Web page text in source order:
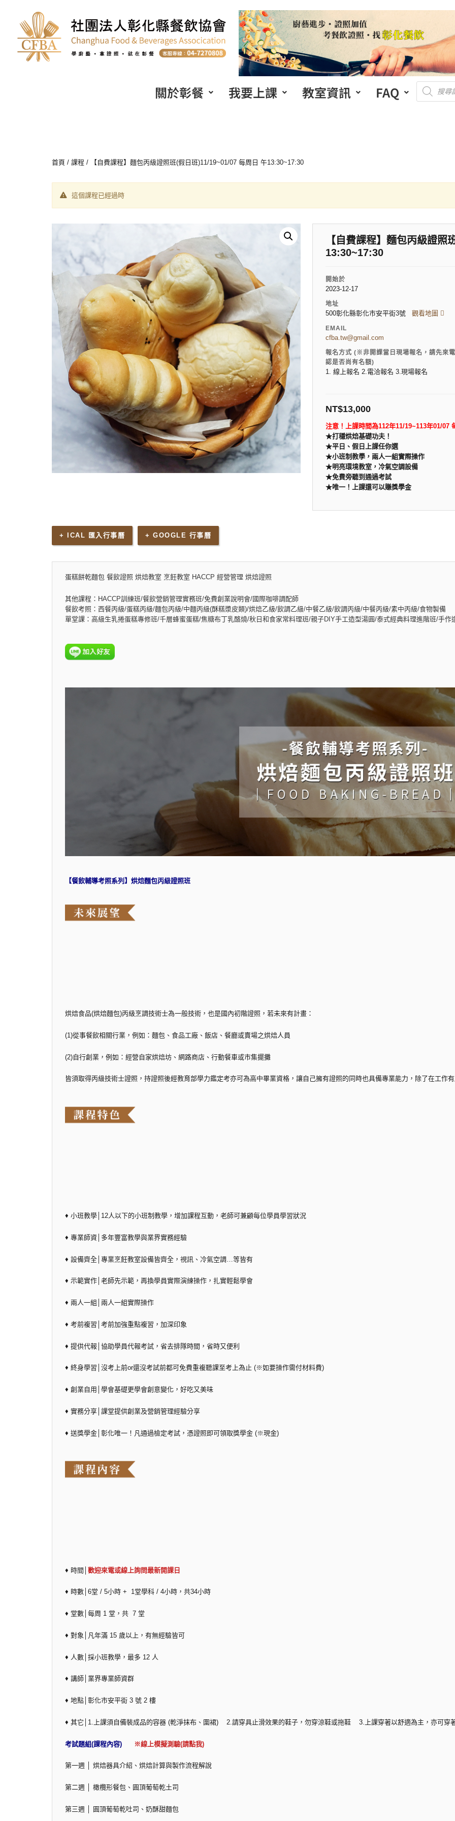
關於彰餐 我要上課 教室資訊 FAQ
首頁 / 課程 / 【自費課程】麵包丙級證照班(假日班)11/19~01/07 每周日 午13:30~17:30
這個課程已經過時
【自費課程】麵包丙級證
13:30~17:30
開始於
2023-12-17
地址
500彰化縣彰化市安平街3號 觀看地圖
EMAIL
cfba.tw@gmail.com
報名方式 (※非開課當日現場報名，請先來
認是否尚有名額)
1. 線上報名 2.電洽報名 3.現場報名
NT$13,000
注意！上課時間為112年11/19~113年01/07
★打穩烘焙基礎功夫！
★平日、假日上課任你選
★小班制教學，兩人一組實際操作
★明亮環境教室，冷氣空調設備
★免費旁聽到通過考試
★唯一！上課還可以賺獎學金
+ ICAL 匯入行事曆 + GOOGLE 行事曆
蛋糕餅乾麵包 餐飲證照 烘焙教室 烹飪教室 HACCP 經營管理 烘焙證照
其他課程：HACCP訓練班/餐飲營銷管理實務班/免費創業說明會/國際咖啡調配師
餐飲考照：西餐丙級/蛋糕丙級/麵包丙級/中麵丙級(酥糕漿皮類)/烘焙乙級/飲調乙級/中餐乙級/飲調丙級/中餐丙級/素中丙級/食物製備
單堂課：高級生乳捲蛋糕專修班/千層蜂蜜蛋糕/焦糖布丁乳酪燒/秋日和食家常料理班/親子DIY手工造型湯圓/泰式經典料理進階班/手
【餐飲輔導考照系列】烘焙麵包丙級證照班
烘焙食品(烘焙麵包)丙級烹調技術士為一般技術，也是國內初階證照，若未來有計畫：
(1)從事餐飲相關行業，例如：麵包、食品工廠、飯店、餐廳或賣場之烘焙人員
(2)自行創業，例如：經營自家烘焙坊、網路商店、行動餐車或市集擺攤
皆須取得丙級技術士證照，持證照後經教育部學力鑑定考亦可為高中畢業資格，讓自己擁有證照的同時也具備專業能力，除了在工作
♦ 小班教學│12人以下的小班制教學，增加課程互動，老師可兼顧每位學員學習狀況
♦ 專業師資│多年豐富教學與業界實務經驗
♦ 設備齊全│專業烹飪教室設備皆齊全，視訊、冷氣空調…等皆有
♦ 示範實作│老師先示範，再換學員實際演練操作，扎實輕鬆學會
♦ 兩人一組│兩人一組實際操作
♦ 考前複習│考前加強重點複習，加深印象
♦ 提供代報│協助學員代報考試，省去排隊時間，省時又便利
♦ 終身學習│沒考上前or還沒考試前都可免費重複聽課至考上為止 (※如要操作需付材料費)
♦ 創業自用│學會基礎更學會創意變化，好吃又美味
♦ 實務分享│課堂提供創業及營銷管理經驗分享
♦ 送獎學金│彰化唯一！凡通過檢定考試，憑證照即可領取獎學金 (※現金)
♦ 時間│ 歡迎來電或線上詢問最新開課日
♦ 時數│6堂 / 5小時 + 1堂學科 / 4小時，共34小時
♦ 堂數│每周 1 堂，共 7 堂
♦ 對象│凡年滿 15 歲以上，有無經驗皆可
♦ 人數│採小班教學，最多 12 人
♦ 講師│業界專業師資群
♦ 地點│彰化市安平街 3 號 2 樓
♦ 其它│1.上課須自備裝成品的容器 (乾淨抹布、圍裙) 2.請穿具止滑效果的鞋子，勿穿涼鞋或拖鞋 3.上課穿著以舒適為主，亦可穿
考試題組(課程內容) ※線上模擬測驗(請點我)
第一週 │ 烘焙器具介紹、烘焙計算與製作流程解說
第二週 │ 橄欖形餐包、圓頂葡萄乾土司
第三週 │ 圓頂葡萄乾吐司、奶酥甜麵包